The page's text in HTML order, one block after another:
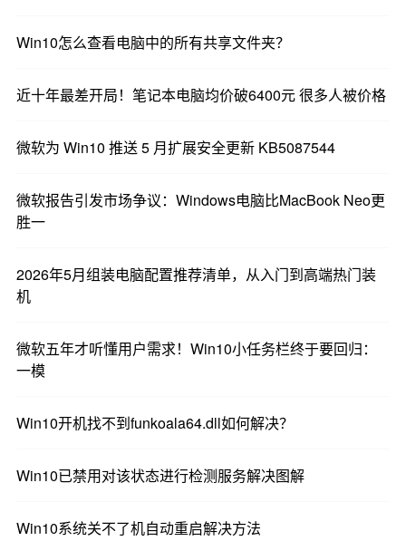
Win10怎么查看电脑中的所有共享文件夹？
近十年最差开局！笔记本电脑均价破6400元 很多人被价格
微软为 Win10 推送 5 月扩展安全更新 KB5087544
微软报告引发市场争议：Windows电脑比MacBook Neo更
胜一
2026年5月组装电脑配置推荐清单，从入门到高端热门装
机
微软五年才听懂用户需求！Win10小任务栏终于要回归：
一模
Win10开机找不到funkoala64.dll如何解决？
Win10已禁用对该状态进行检测服务解决图解
Win10系统关不了机自动重启解决方法